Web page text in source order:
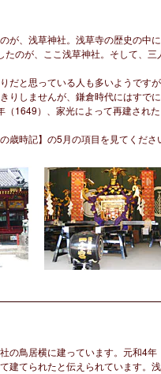
が、浅草神社。浅草寺の歴史の中
のが、ここ浅草神社。そして、
だと思っている人も多いようです
りしませんが、鎌倉時代にはすで
（1649）、家光によって再建され
歳時記】の5月の項目を見てくださ
の鳥居横に建っています。元和4
建てられたと伝えられています。